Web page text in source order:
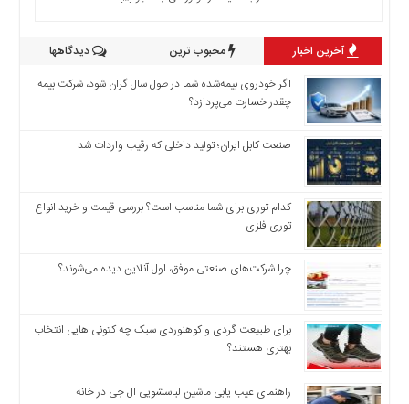
حوادث
اخبار
سیاسی
اخبار
دسترسی
سریع
صفحه
اصلی
اخبار
ایران
اخبار
المللی
آخرین اخبار محبوب ترین
دیدگاهها
اگر خودروی بیمه‌شده شما در طول سال گران شود، شرکت بیمه
چقدر خسارت می‌پردازد؟
صنعت کابل ایران؛ تولید داخلی که رقیب واردات شد
کدام توری برای شما مناسب است؟ بررسی قیمت و خرید انواع
توری فلزی
چرا شرکت‌های صنعتی موفق، اول آنلاین دیده می‌شوند؟
برای طبیعت گردی و کوهنوردی سبک چه کتونی هایی انتخاب
بهتری هستند؟
راهنمای عیب یابی ماشین لباسشویی ال جی در خانه